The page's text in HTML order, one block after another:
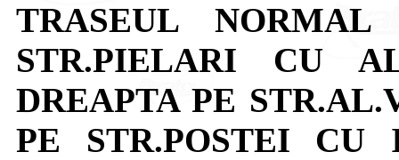
TRASEUL
STR.PIELARI CU
DREAPTA PE
PE STR.POSTEI CU